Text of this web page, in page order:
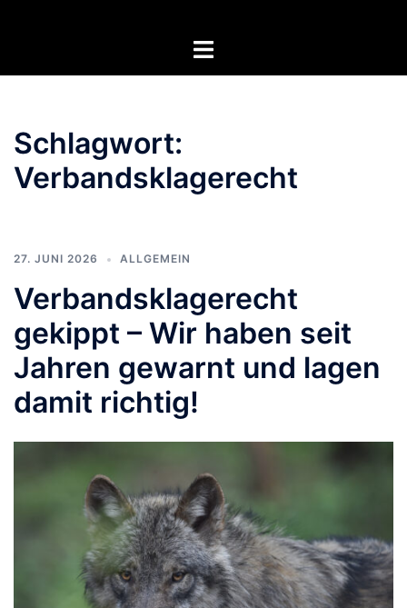
Menü
Schlagwort:
Verbandsklagerecht
27. JUNI 2026 ALLGEMEIN
Verbandsklagerecht
gekippt – Wir haben seit
Jahren gewarnt und lagen
damit richtig!